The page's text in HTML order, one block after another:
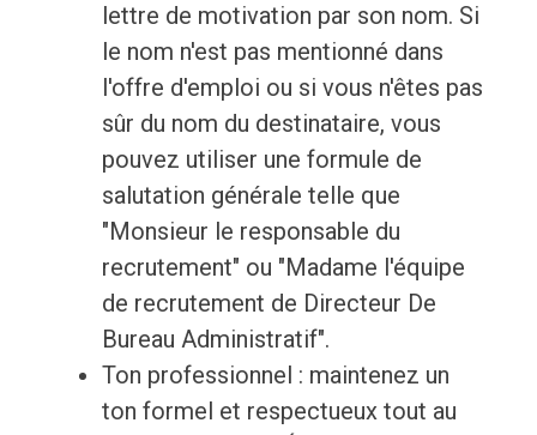
lettre de motivation par son nom. Si
le nom n'est pas mentionné dans
l'offre d'emploi ou si vous n'êtes pas
sûr du nom du destinataire, vous
pouvez utiliser une formule de
salutation générale telle que
"Monsieur le responsable du
recrutement" ou "Madame l'équipe
de recrutement de Directeur De
Bureau Administratif".
Ton professionnel : maintenez un
ton formel et respectueux tout au